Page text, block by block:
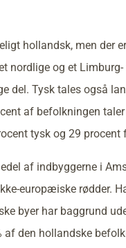
hollandsk, men der
nordlige og et Limburg-
del. Tysk tales også
af befolkningen
tysk og 29 procent
af indbyggerne i
europæiske rødder.
byer har baggrund
af den hollandske